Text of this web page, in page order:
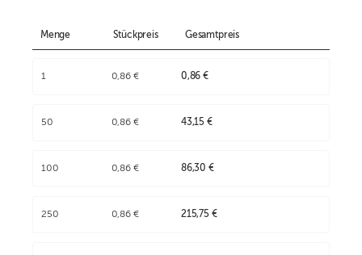
Menge Stückpreis Gesamtpreis
1 0,86 € 0,86 €
50 0,86 € 43,15 €
100 0,86 € 86,30 €
250 0,86 € 215,75 €